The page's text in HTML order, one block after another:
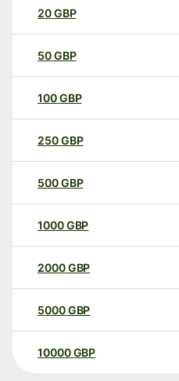
20GBP
50GBP
100GBP
250GBP
500GBP
1000GBP
2000GBP
5000GBP
10000 GBP